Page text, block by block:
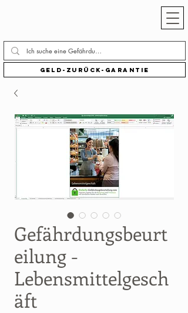
Geld-zurück-Garantie
Gefährdungsbeurt
eilung -
Lebensmittelgesch
äft